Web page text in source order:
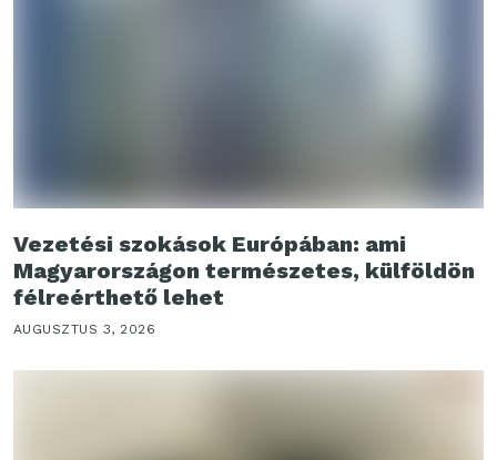
Vezetési szokások Európában: ami
Magyarországon természetes, külföldön
félreérthető lehet
AUGUSZTUS 3, 2026